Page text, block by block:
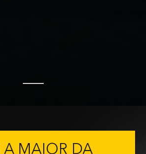
A MAIOR DA